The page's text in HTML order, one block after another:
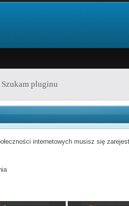
Szukam pluginu
internetowych musisz się